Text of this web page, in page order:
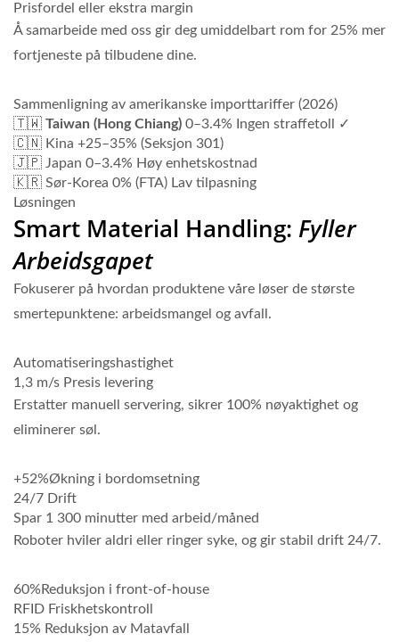
Prisfordel eller ekstra margin
Å samarbeide med oss gir deg umiddelbart rom for 25% mer
fortjeneste på tilbudene dine.
Sammenligning av amerikanske importtariffer (2026)
🇹🇼 Taiwan (Hong Chiang) 0–3.4% Ingen straffetoll ✓
🇨🇳 Kina +25–35% (Seksjon 301)
🇯🇵 Japan 0–3.4% Høy enhetskostnad
🇰🇷 Sør-Korea 0% (FTA) Lav tilpasning
Løsningen
Smart Material Handling: Fyller
Arbeidsgapet
Fokuserer på hvordan produktene våre løser de største
smertepunktene: arbeidsmangel og avfall.
Automatiseringshastighet
1,3 m/s Presis levering
Erstatter manuell servering, sikrer 100% nøyaktighet og
eliminerer søl.
+52%Økning i bordomsetning
24/7 Drift
Spar 1 300 minutter med arbeid/måned
Roboter hviler aldri eller ringer syke, og gir stabil drift 24/7.
60% Reduksjon i front-of-house
RFID Friskhetskontroll
15% Reduksjon av Matavfall